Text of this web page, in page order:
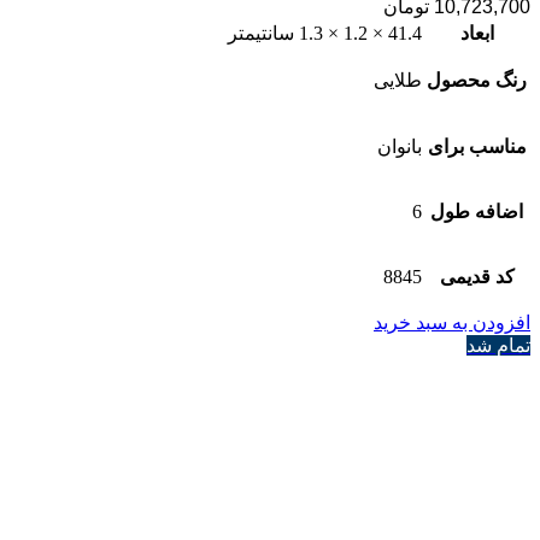
10,723,700 تومان
ابعاد
41.4 × 1.2 × 1.3 سانتیمتر
رنگ محصول طلایی
مناسب برای بانوان
اضافه طول 6
کد قدیمی 8845
افزودن به سبد خرید
تمام شد